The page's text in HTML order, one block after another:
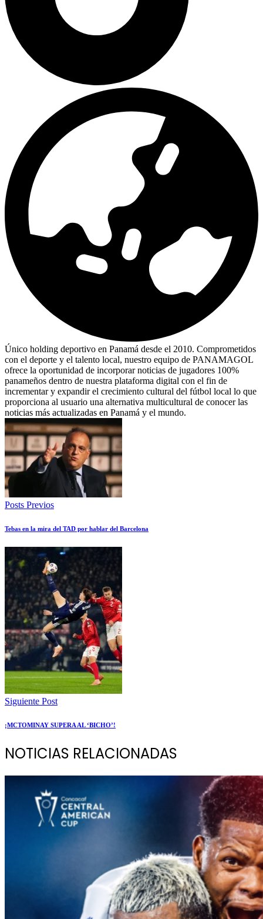
Único holding deportivo en Panamá desde el 2010. Comprometidos
con el deporte y el talento local, nuestro equipo de PANAMAGOL
ofrece la oportunidad de incorporar noticias de jugadores 100%
panameños dentro de nuestra plataforma digital con el fin de
incrementar y expandir el crecimiento cultural del fútbol local lo que
proporciona al usuario una alternativa multicultural de conocer las
noticias más actualizadas en Panamá y el mundo.
Posts Previos
Tebas en la mira del TAD por hablar del Barcelona
Siguiente Post
¡MCTOMINAY SUPERA AL ‘BICHO’!
NOTICIAS RELACIONADAS